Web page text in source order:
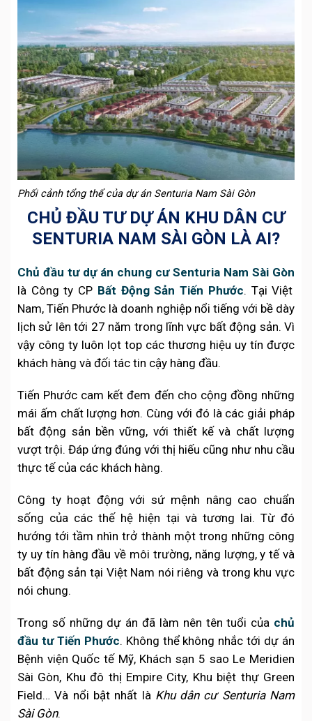
Phối cảnh tổng thể của dự án Senturia Nam Sài Gòn
CHỦ ĐẦU TƯ DỰ ÁN KHU DÂN CƯ
SENTURIA NAM SÀI GÒN LÀ AI?
Chủ đầu tư dự án chung cư Senturia Nam Sài Gòn
là Công ty CP Bất Động Sản Tiến Phước. Tại Việt
Nam, Tiến Phước là doanh nghiệp nổi tiếng với bề dày
lịch sử lên tới 27 năm trong lĩnh vực bất động sản. Vì
vậy công ty luôn lọt top các thương hiệu uy tín được
khách hàng và đối tác tin cậy hàng đầu.
Tiến Phước cam kết đem đến cho cộng đồng những
mái ấm chất lượng hơn. Cùng với đó là các giải pháp
bất động sản bền vững, với thiết kế và chất lượng
vượt trội. Đáp ứng đúng với thị hiếu cũng như nhu cầu
thực tế của các khách hàng.
Công ty hoạt động với sứ mệnh nâng cao chuẩn
sống của các thế hệ hiện tại và tương lai. Từ đó
hướng tới tầm nhìn trở thành một trong những công
ty uy tín hàng đầu về môi trường, năng lượng, y tế và
bất động sản tại Việt Nam nói riêng và trong khu vực
nói chung.
Trong số những dự án đã làm nên tên tuổi của chủ
đầu tư Tiến Phước. Không thể không nhắc tới dự án
Bệnh viện Quốc tế Mỹ, Khách sạn 5 sao Le Meridien
Sài Gòn, Khu đô thị Empire City, Khu biệt thự Green
Field… Và nổi bật nhất là Khu dân cư Senturia Nam
Sài Gòn.